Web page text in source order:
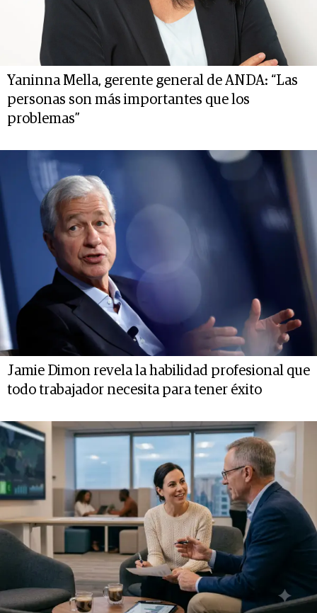
Yaninna Mella, gerente general de ANDA: “Las
personas son más importantes que los
problemas”
Jamie Dimon revela la habilidad profesional que
todo trabajador necesita para tener éxito